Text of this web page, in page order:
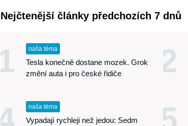
Nejčtenější články předchozích 7 dnů
1 naša téma
Tesla konečně dostane mozek. Grok
změní auta i pro české řidiče
2
naša téma
Vypadají rychleji než jedou: Sedm